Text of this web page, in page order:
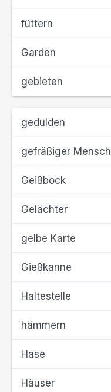
füttern
Garden
gebieten
gedulden
gefräßiger Mensch
Geißbock
Gelächter
gelbe Karte
Gießkanne
Haltestelle
hämmern
Hase
Häuser